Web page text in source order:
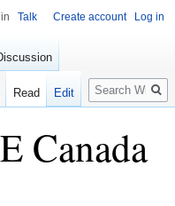
Canada
Talk Create account Log in
Read Edit
Search